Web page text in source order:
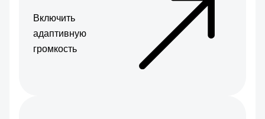
Включить
адаптивную
громкость